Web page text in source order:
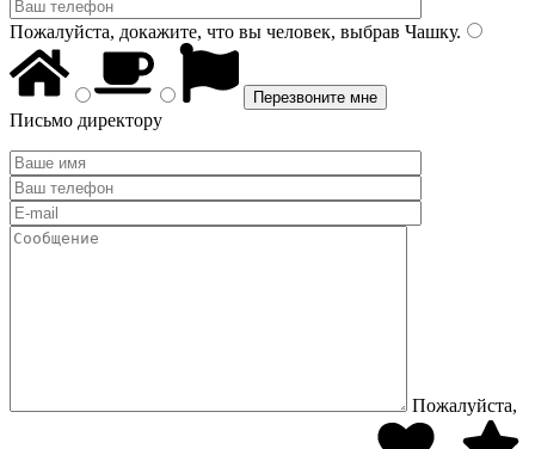
Пожалуйста, докажите, что вы человек, выбрав Чашку.
Письмо директору
Пожалуйста,